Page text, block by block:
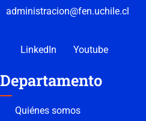
administracion@fen.uchile.cl
LinkedIn Youtube
Departamento
Quiénes somos